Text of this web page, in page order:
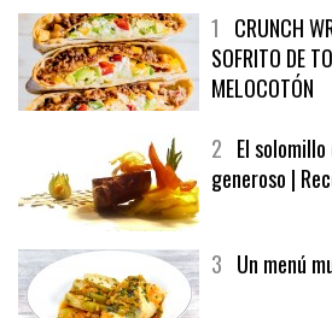
1CRUNCH
SOFRITO DE
MELOCOTÓN
2El solomillo